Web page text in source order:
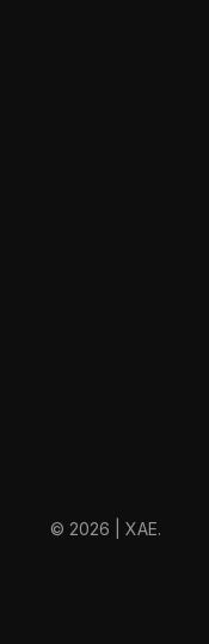
© 2026 | XAE.